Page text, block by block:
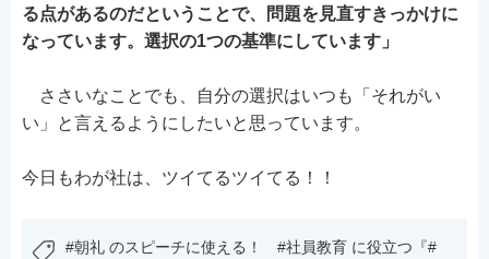
る点があるのだということで、問題を見直すきっかけに
なっています。選択の1つの基準にしています」
ささいなことでも、自分の選択はいつも「それがい
い」と言えるようにしたいと思っています。
今日もわが社は、ツイてるツイてる！！
#朝礼 のスピーチに使える！ #社員教育 に役立つ『#